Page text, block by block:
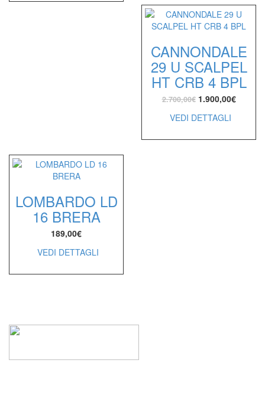
CANNONDALE
29 U SCALPEL
HT CRB 4 BPL
2.700,00€ 1.900,00€
VEDI DETTAGLI
LOMBARDO LD
16 BRERA
189,00€
VEDI DETTAGLI